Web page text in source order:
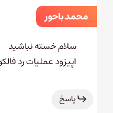
محمد باحور
سلام خسته نباشید
اپیزود عملیات رد
پاسخ